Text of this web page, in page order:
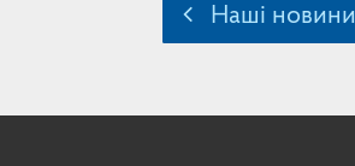
Наші новини